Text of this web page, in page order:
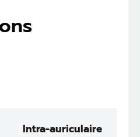
Intra-auriculaire